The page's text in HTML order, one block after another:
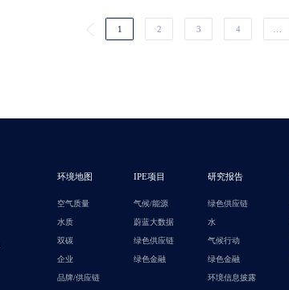
1 2 3 4 …
环境地图
空气质量
水质
双碳
企业
品牌/供应链
IPE项目
气候/能源
蔚蓝大数据
绿色供应链
绿色金融
研究报告
绿色供应链
水
气候行动
绿色金融
环境信息披露